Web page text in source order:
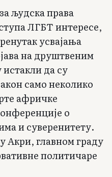
људска права
ЛГБТ интересе,
усвајања
на друштвеним
да су
само неколико
афричке
о
и суверенитету.
Акри, главном граду
политичаре